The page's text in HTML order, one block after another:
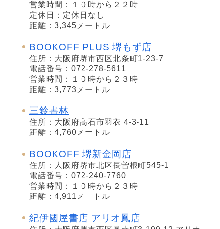
営業時間：１０時から２２時
定休日：定休日なし
距離：3,345メートル
BOOKOFF PLUS 堺もず店
住所：大阪府堺市西区北条町1-23-7
電話番号：072-278-5611
営業時間：１０時から２３時
距離：3,773メートル
三鈴書林
住所：大阪府高石市羽衣 4-3-11
距離：4,760メートル
BOOKOFF 堺新金岡店
住所：大阪府堺市北区長曽根町545-1
電話番号：072-240-7760
営業時間：１０時から２３時
距離：4,911メートル
紀伊國屋書店 アリオ鳳店